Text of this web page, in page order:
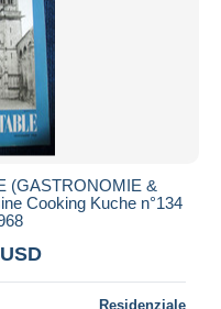
(GASTRONOMIE &
Cooking Kuche n°134
Residenziale